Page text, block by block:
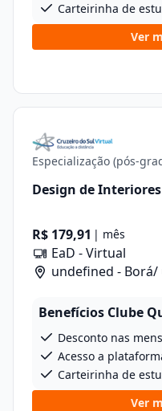
Carteirinha de
Ver
Especialização (pós-
Design de Interiores
R$ 179,91 | mês
EaD - Virtual
undefined -
Benefícios Clube
Desconto nas
Acesso a
Carteirinha de
Ver